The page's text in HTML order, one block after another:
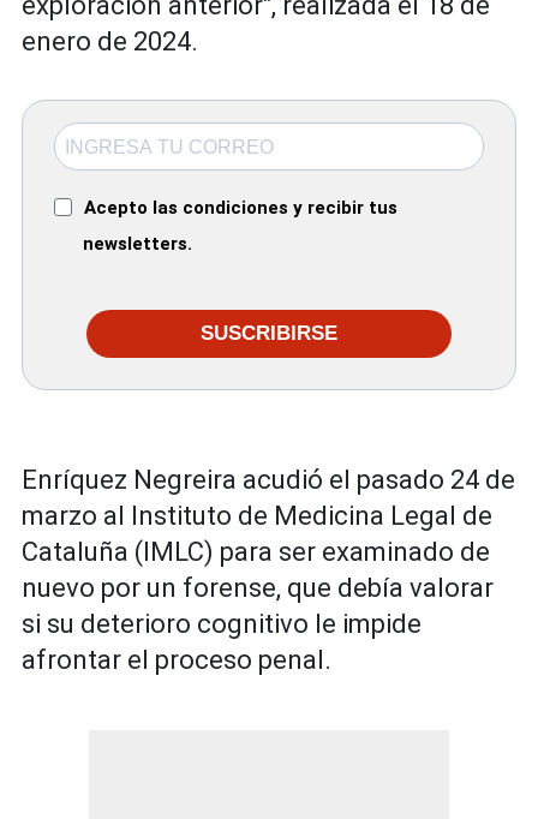
enero de 2024.
Acepto las condiciones y recibir tus
newsletters.
SUSCRIBIRSE
Enríquez Negreira acudió el pasado 24 de
marzo al Instituto de Medicina Legal de
Cataluña (IMLC) para ser examinado de
nuevo por un forense, que debía valorar
si su deterioro cognitivo le impide
afrontar el proceso penal.